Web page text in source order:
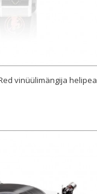
vinüülimängija helipea